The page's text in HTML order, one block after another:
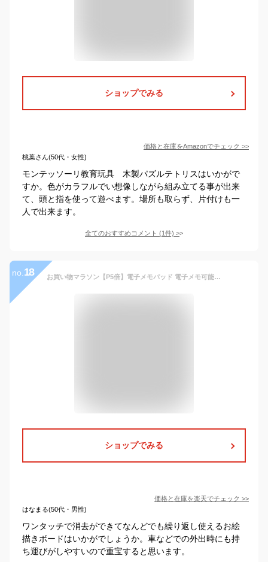
ショップでみる
価格と在庫をAmazonでチェック >>
桃葉さん(50代・女性)
モンテッソーリ教育玩具 木製パズルテトリスはいかがで
すか。色がカラフルでい想像しながら組み立てる事が出来
て、頭と指を使って遊べます。場所も取らず、片付けも一
人で出来ます。
全てのおすすめコメント (1件) >
no. 18 お買い物マラソン【P5倍】電子メモパッド 電子メモ可能 デジタルメモ お絵かきボード ホワイトボード 消去ロック機能搭載 LCD液晶パネル ワンタッチ消去 ペン付き 筆談ボード 習字 学習 打ち合わせ 伝言板 二重機能 プレゼント 入学
ショップでみる
価格と在庫を楽天でチェック >>
はなまる(50代・男性)
ワンタッチで消去ができてなんどでも繰り返し使えるお絵
描きボードはいかがでしょうか。車などでの外出時にも持
ち運びがしやすいので重宝すると思います。